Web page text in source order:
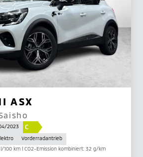
ASX
2023 C
Vorderradantrieb
100 km | CO2-Emission kombiniert: 32 g/km